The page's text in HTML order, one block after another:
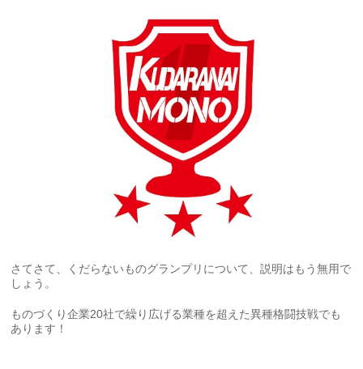
さてさて、くだらないものグランプリについて、説明はもう無用で
しょう。
ものづくり企業20社で繰り広げる業種を超えた異種格闘技戦でも
あります！